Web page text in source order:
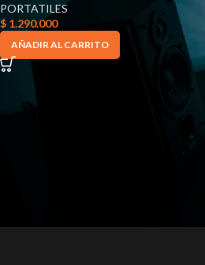
PORTATILES
$ 1.290.000
AÑADIR AL CARRITO